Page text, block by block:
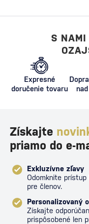
S NAMI
Expresné
doručenie tovaru
Získajte
priamo do e-
Exkluzívne zľavy
Odomknite prístup
pre členov.
Personalizovaný
Získajte
prispôsobené len